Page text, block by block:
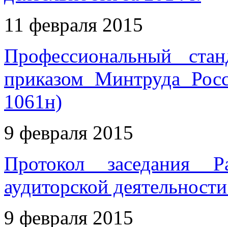
11 февраля 2015
Профессиональный
приказом Минтруда
1061н)
9 февраля 2015
Протокол заседания
аудиторской
9 февраля 2015